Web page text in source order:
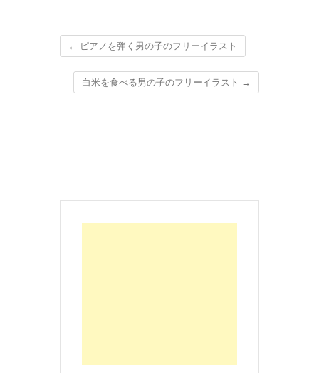
← ピアノを弾く男の子のフリーイラスト
白米を食べる男の子のフリーイラスト →